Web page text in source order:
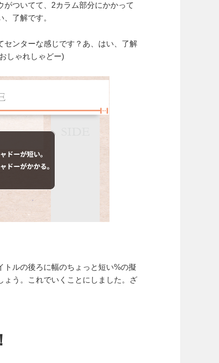
ついてて、2カラム部分にかかって
了解です。
ンターな感じです？あ、はい、了解
しゃれしゃどー)
ルの後ろに幅のちょっと短い%の擬
う。これでいくことにしました。ざ